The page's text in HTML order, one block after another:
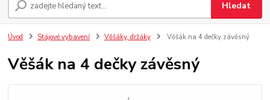
Hledat
Úvod Stájové vybavení Věšáky, držáky Věšák na 4 dečky závěsný
Věšák na 4 dečky závěsný